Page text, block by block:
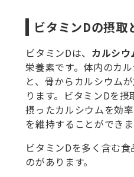
ビタミンDの摂取
ビタミンDは、 カルシウ
栄養素です。体内のカ
と、骨からカルシウム
ります。ビタミンDを
摂ったカルシウムを効
を維持することができま
ビタミンDを多く含む
のがあります。